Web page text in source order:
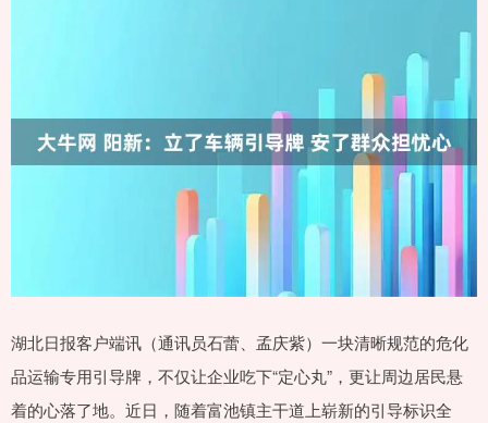
湖北日报客户端讯（通讯员石蕾、孟庆紫）一块清晰规范的危化
品运输专用引导牌，不仅让企业吃下“定心丸”，更让周边居民悬
着的心落了地。近日，随着富池镇主干道上崭新的引导标识全